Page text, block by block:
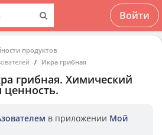
Войти
продуктов
Икра грибная
грибная. Химический
ценность.
в приложении Мой